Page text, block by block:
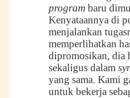
programbaru
Kenyataannya di
menjalankan
memperlihatkan
dipromosikan, dia
sekaligus dalam
yang sama. Kami
untuk bekerja